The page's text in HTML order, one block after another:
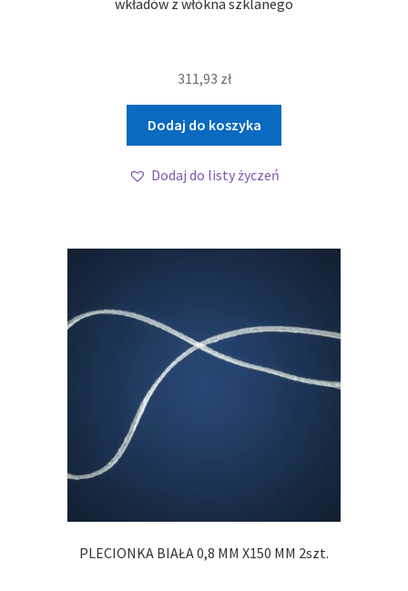
311,93 zł
Dodaj do koszyka
Dodaj do listy życzeń
PLECIONKA BIAŁA 0,8 MM X150 MM 2szt.